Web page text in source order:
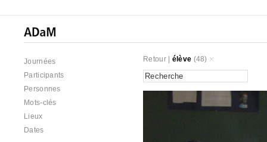
Journées
Participants
Personnes
Mots-clés
Lieux
Dates
Retour| élève (48)